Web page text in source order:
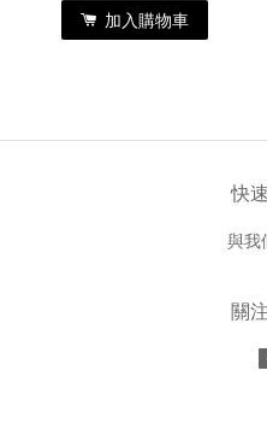
加入購物車
快
與我
關